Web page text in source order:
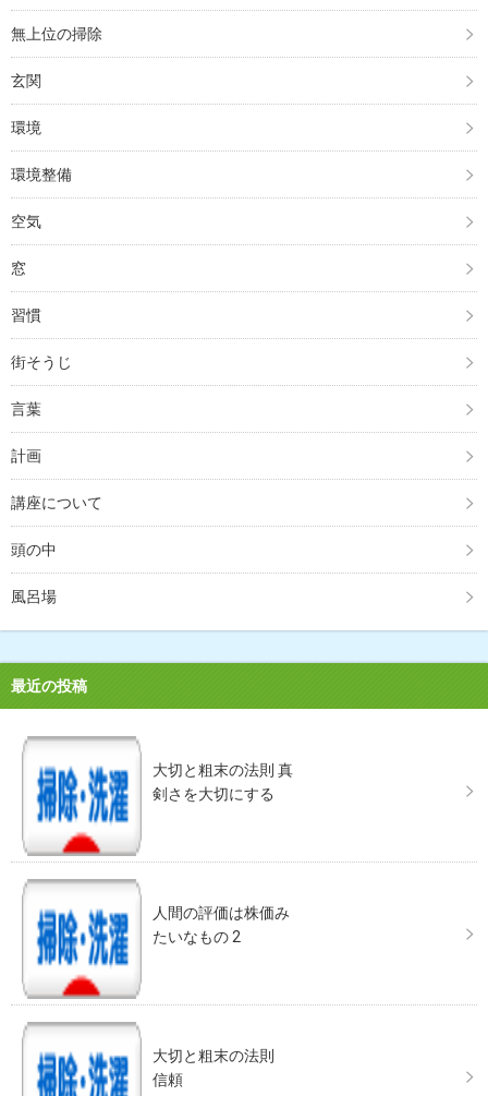
無上位の掃除
玄関
環境
環境整備
空気
窓
習慣
街そうじ
言葉
計画
講座について
頭の中
風呂場
最近の投稿
大切と粗末の法則 真
剣さを大切にする
人間の評価は株価み
たいなもの 2
大切と粗末の法則
信頼